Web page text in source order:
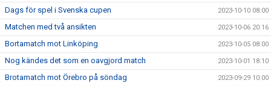
Dags för spel i Svenska cupen 2023-10-10 08:00
Matchen med två ansikten 2023-10-06 20:16
Bortamatch mot Linköping 2023-10-05 08:00
Nog kändes det som en oavgjord match 2023-10-01 18:10
Brotamatch mot Örebro på söndag 2023-09-29 10:00